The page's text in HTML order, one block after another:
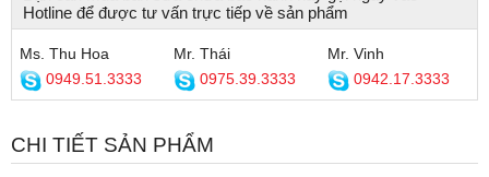
Hotline để được tư vấn trực tiếp về sản phẩm
Ms. Thu Hoa
0949.51.3333
Mr. Thái
0975.39.3333
Mr. Vinh
0942.17.3333
CHI TIẾT SẢN PHẨM